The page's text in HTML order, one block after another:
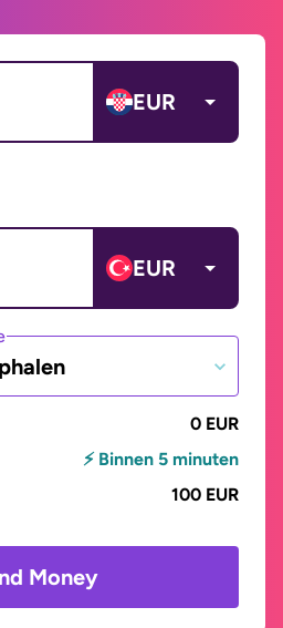
EUR
EUR
0 EUR
⚡ Binnen 5 minuten
100 EUR
Money